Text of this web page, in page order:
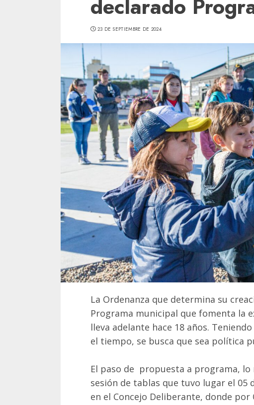
declarado
23 DE SEPTIEMBRE DE 2024
La Ordenanza que determina su
Programa municipal que fomenta la
lleva adelante hace 18 años.
el tiempo, se busca que sea política
El paso de propuesta a programa, lo
sesión de tablas que tuvo lugar el
en el Concejo Deliberante, donde